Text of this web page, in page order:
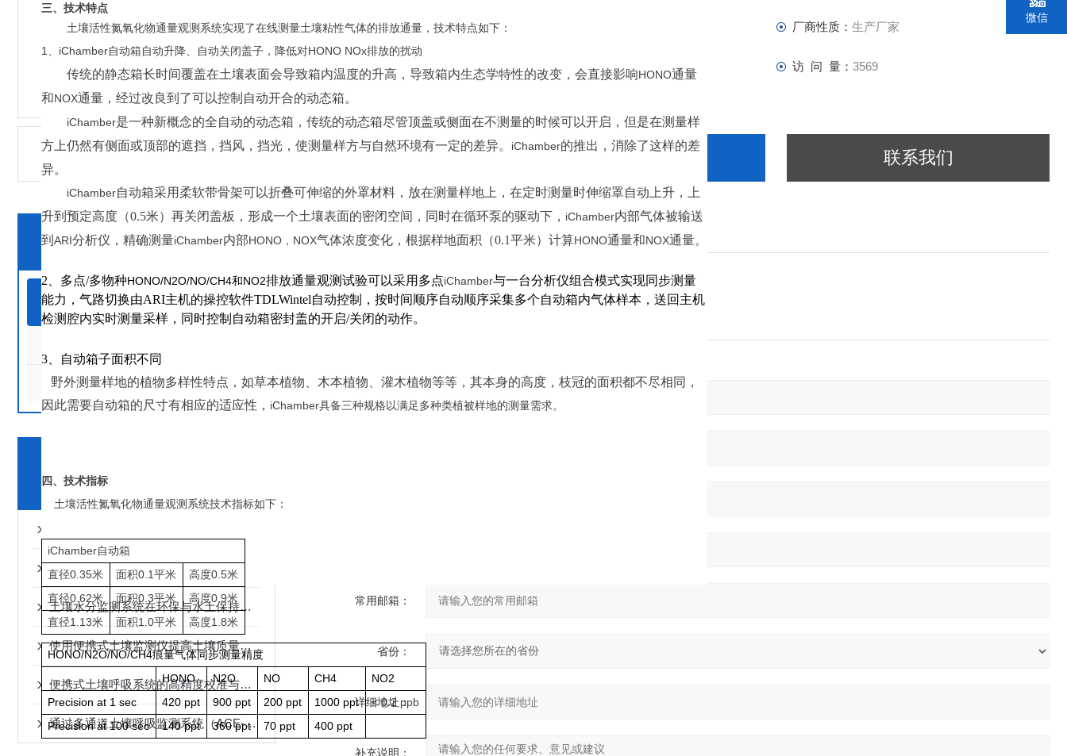
厂商性质： 生产厂家
更新时间： 2026-06-04 访 问 量： 3569
产品咨询 联系我们
产品分类
土壤
查看全部产品
RELATED ARTICLES
如何利用群落光合/呼吸测量仪进行生态监测？
土壤水分监测系统在环保与水土保持中的应用说明
使用便携式土壤监测仪提高土壤质量监控与管理水平
便携式土壤呼吸系统的高精度校准与测量误差控制介绍
通过多通道土壤呼吸监测系统（ACE-Net）测量土壤呼吸与碳循环
详细介绍
三、 技术特点
土壤活性氮氧化物通量观测 系统实现了在线测量土壤粘性气体的排放通量， 技术特点如下：
1
iChamber自动箱自动升降、 自动关闭盖子 ， 降低对HONO NOx排放的扰动
传统的静态箱长时间覆盖在土壤表面会导致箱内温度的升高 ， 导致箱内生态学特性的改变， 会直接影响HONO通量
和NOX通量 ， 经过改良到了可以控制 自动开合的动态箱。
iChamber是一种新概念的全自动的动态箱 ， 传统的动态箱尽管顶盖或侧面在不测量的时候可以开启， 但是在测量样
方 上仍然有侧面或顶部的遮挡， 挡风， 挡光 ， 使测量样方与自然环境有一定的差异。 iChamber的推出， 消除了这样的差
异。
iChamber自动箱采用柔软带骨架可以折叠可伸缩的外罩材料 ， 放在测量样地 上， 在定时测量时伸缩罩自动 上升，
上
升到 预定高度（0.5米） 再关闭盖板， 形成一个土壤表面的密闭空间， 同时在循环泵的驱动下， iChamber内部气体被输送
到 ARI分析仪， 精确测量iChamber内部HONO ， NOX气体浓度变化 ， 根据样地面积（0.1平米） 计算HONO通量和NOX通量。
2 多点/多物种HONO/N2O/NO/CH4和NO2排放通量观测试验可以采用 多点iChamber与一台分析仪组合模式实现同步测量
能力 ， 气路切换由ARI主机的操控软件TDLWintel自动控制 ，按时间顺序自动顺序采集多个自动箱内气体样本 ，送回主机
检测腔内实时测量采样 ，同时控制自动箱密封盖的开启/关闭的动作。
3 自动箱子面积不同
野外测量样地的植物多样性特点 ，如草本植物 、木本植物 、灌木植物等等 ，其本身的高度 ，枝冠的面积都不尽相同 ，
因此需要自动箱的尺寸有相应的适应性 ， iChamber具备三种规格以满足多种类植被样地的测量需求。
四、 技术指标
土壤活性氮氧化物通量观测 系统技术指标如下：
iChamber自动箱
直径0 .35米 面积0 .1平米 高度0 .5米
直径0.62米 面积0 .3平米 高度0 .9米
直径1. 13米 面积1.0平米 高度1.8米
HONO/N2O/NO/CH4痕量气体同步测量精度
HONO
N2O NO CH4 NO2
Precision at 1 sec
420 ppt 900 ppt 200 ppt 1000 ppt < 0.2 ppb
Precision at 100 sec
140ppt 360 ppt 70 ppt 400 ppt
产品咨询
产品：
常用邮箱：
省份：
详细地址：
补充说明：
微信